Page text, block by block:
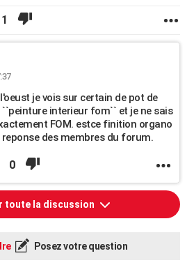
1
je vois sur certain de pot de
interieur fom`` et je ne sais
FOM. estce finition organo
des membres du forum.
0
toute la discussion
Posez votre question